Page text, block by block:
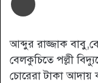
আব্দুর রাজ্জাক
বেলকুচিতে পল্লী
চোরেরা টাকা আদায়